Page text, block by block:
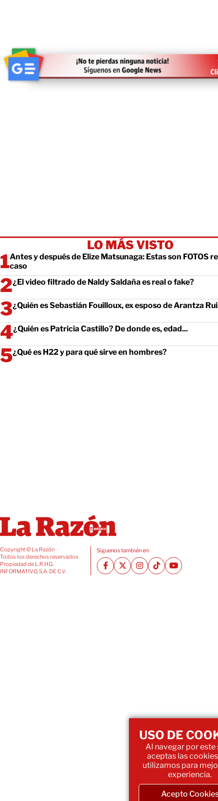
LO MÁS VISTO
Antes y después de Elize Matsunaga: Estas son FOTOS
caso
¿El video filtrado de Naldy Saldaña es real o fake?
¿Quién es Sebastián Fouilloux, ex esposo de Arantza
¿Quién es Patricia Castillo? De donde es, edad...
¿Qué es H22 y para qué sirve en hombres?
Copyright © La Razón
Todos los derechos reservados
Propiedad de L.R.H.G.
INFORMATIVO, S.A. DE C.V.
Siguenos también en:
USO DE
Al navegar por este
aceptas las
utilizamos para
experiencia.
Acepto